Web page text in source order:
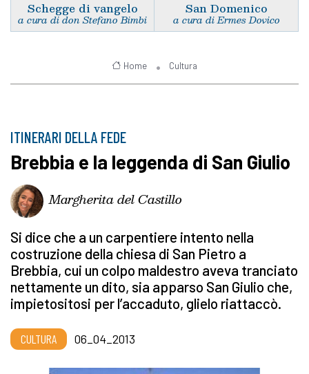
Schegge di vangelo
a cura di don Stefano Bimbi
San Domenico
a cura di Ermes Dovico
Home Cultura
ITINERARI DELLA FEDE
Brebbia e la leggenda di San Giulio
Margherita del Castillo
Si dice che a un carpentiere intento nella
costruzione della chiesa di San Pietro a
Brebbia, cui un colpo maldestro aveva tranciato
nettamente un dito, sia apparso San Giulio che,
impietositosi per l’accaduto, glielo riattaccò.
CULTURA 06_04_2013